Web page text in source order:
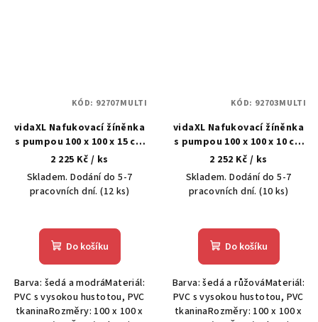
vidaXL Nafukovací žíněnka
s pumpou 100 x 100 x 15 cm
PVC modrá
2 225 Kč / ks
Skladem. Dodání do 5-7
pracovních dní.(12 ks)
Do košíku
Barva: šedá a modráMateriál:
PVC s vysokou hustotou, PVC
tkaninaRozměry: 100 x 100 x
KÓD: 92707MULTI
vidaXL Nafukovací žíněnka
s pumpou 100 x 100 x 10 cm
PVC růžová
2 252 Kč / ks
Skladem. Dodání do 5-7
pracovních dní.(10 ks)
Do košíku
Barva: šedá a růžováMateriál:
PVC s vysokou hustotou, PVC
tkaninaRozměry: 100 x 100 x
KÓD: 92703MULTI